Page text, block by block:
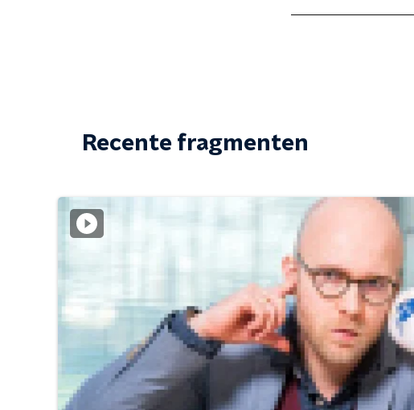
Recente fragmenten